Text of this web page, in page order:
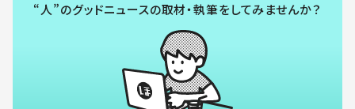
“人”のグッドニュースの取材・執筆をしてみませんか？